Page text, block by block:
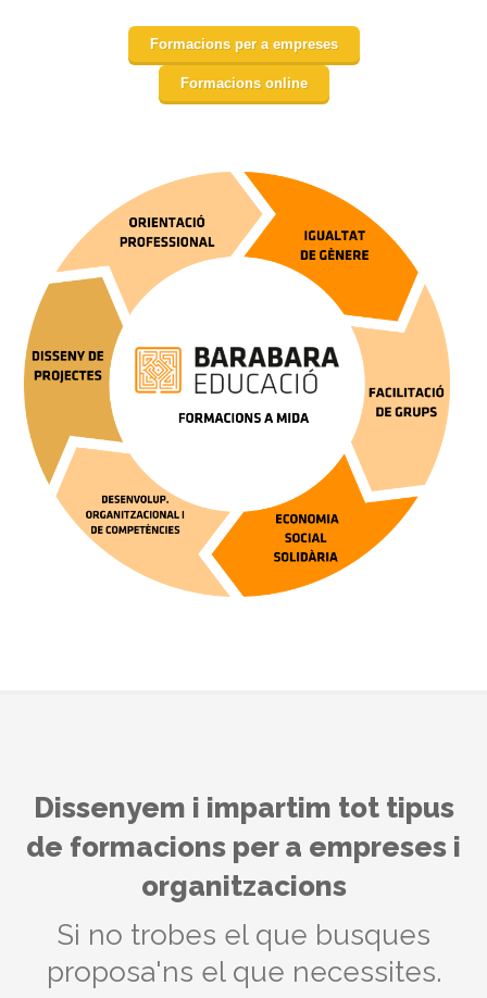
Formacions per a empreses
Formacions online
Dissenyem i impartim tot tipus
de formacions per a empreses i
organitzacions
Si no trobes el que busques
proposa'ns el que necessites.